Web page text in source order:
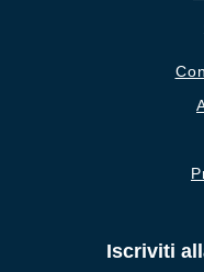
Iscriviti